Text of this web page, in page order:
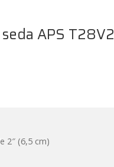
APS T28V2
2″ (6,5 cm)